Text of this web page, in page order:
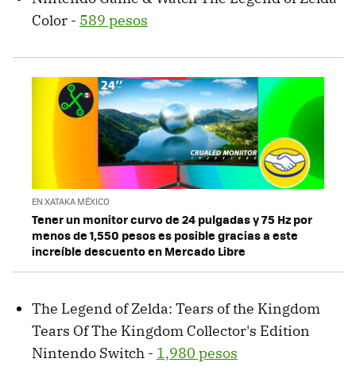
Color - 589 pesos
EN XATAKA MÉXICO
Tener un monitor curvo de 24 pulgadas y 75 Hz por
menos de 1,550 pesos es posible gracias a este
increíble descuento en Mercado Libre
The Legend of Zelda: Tears of the Kingdom
Tears Of The Kingdom Collector's Edition
Nintendo Switch - 1,980 pesos